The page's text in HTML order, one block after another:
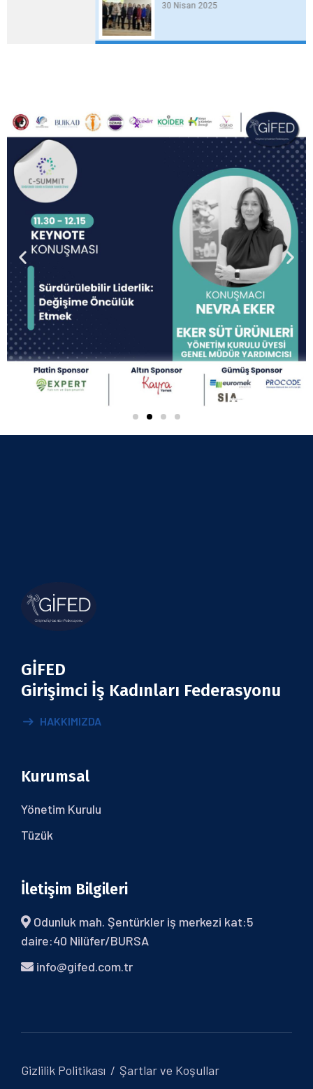
30 Nisan 2025
GİFED
Girişimci İş Kadınları Federasyonu
HAKKIMIZDA
Kurumsal
Yönetim Kurulu
Tüzük
İletişim Bilgileri
Odunluk mah. Şentürkler iş merkezi kat:5
daire:40 Nilüfer/BURSA
info@gifed.com.tr
Gizlilik Politikası Şartlar ve Koşullar